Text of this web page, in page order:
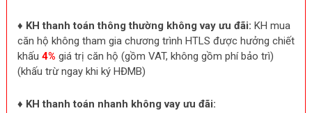
♦ KH thanh toán thông thường không vay ưu đãi: KH mua
căn hộ không tham gia chương trình HTLS được hưởng chiết
khấu 4% giá trị căn hộ (gồm VAT, không gồm phí bảo trì)
(khấu trừ ngay khi ký HĐMB)
♦ KH thanh toán nhanh không vay ưu đãi: